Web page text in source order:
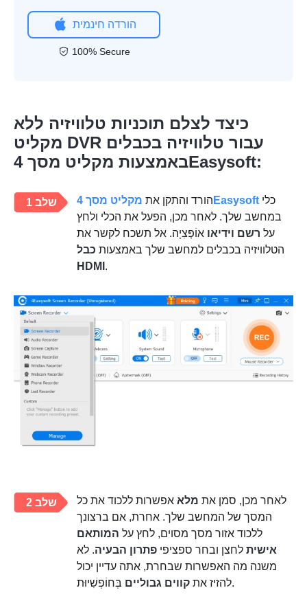
הורדה חינמית
100% Secure
כיצד לצלם תוכניות טלוויזיה ללא
מקליט DVR עבור טלוויזיה בכבלים
באמצעות מקליט מסך 4Easysoft:
שלב 1 הורד והתקן את מקליט מסך 4Easysoft
במחשב שלך. לאחר מכן, הפעל את הכלי ולחץ
על רשם וידיאו אוֹפְּצִיָה. אל תשכח לקשר את
הטלוויזיה בכבלים למחשב שלך באמצעות כבל
HDMI .
שלב 2 לאחר מכן, סמן את מלא אפשרות ללכוד את כל
המסך של המחשב שלך. אחרת, אם ברצונך
ללכוד אזור מסך מסוים, לחץ על המותאם
אישית לחצן ובחר ספציפי פתרון הבעיה. לא
משנה מה האפשרות שבחרת, אתה עדיין יכול
להזיז את קווים גבוליים בְּחוֹפְשִׁיוּת.